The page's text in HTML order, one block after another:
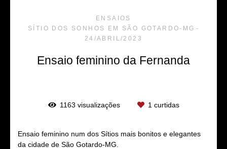
ENSAIOS
SÍTIO DOS SONHOS EM SÃO GOTARDO-MG
24/ABRIL/2023
Ensaio feminino da Fernanda
1163 visualizações 1 curtidas
Ensaio feminino num dos Sítios mais bonitos e elegantes
da cidade de São Gotardo-MG.